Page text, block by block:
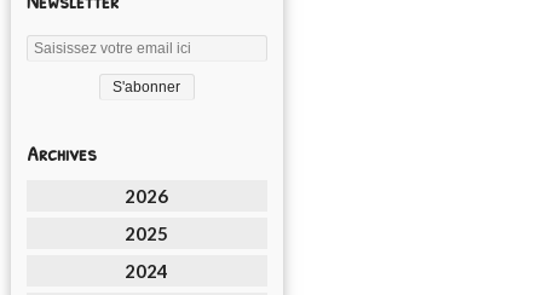
Archives
2026
2025
2024